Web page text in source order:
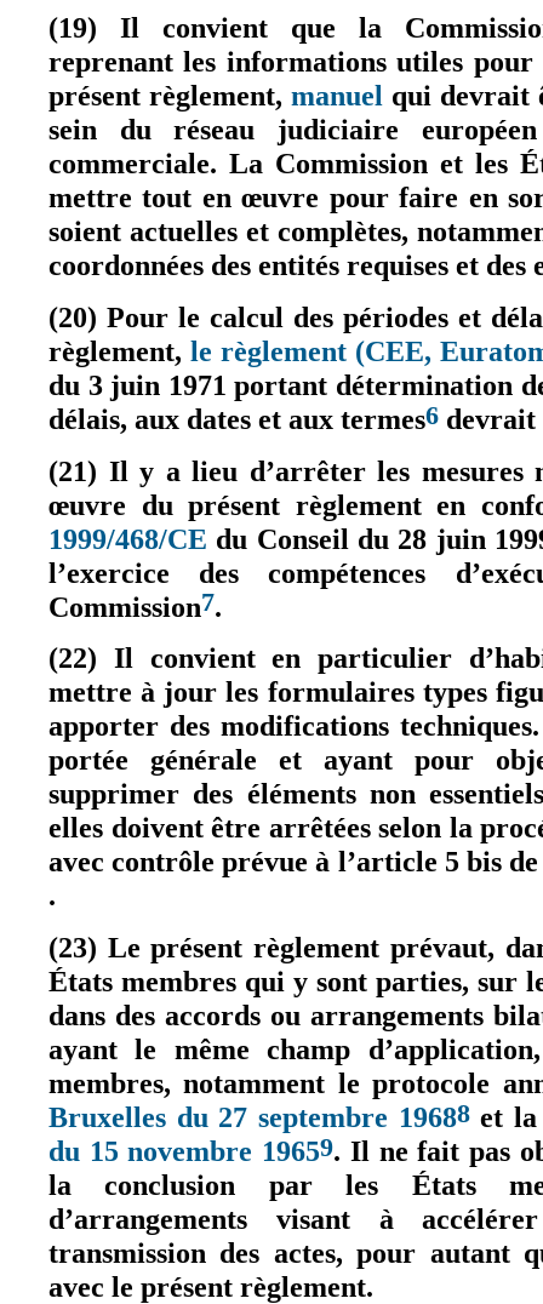
(19) Il convient que la
reprenant les informations utiles
présent règlement, manuel (le lien est externe)
qui devrait
sein du réseau judiciaire
commerciale. La Commission et les
mettre tout en œuvre pour faire en
soient actuelles et complètes,
coordonnées des entités requises et des
(20) Pour le calcul des périodes et
règlement, le règlement (CEE,
du 3 juin 1971 portant détermination
délais, aux dates et aux termes6 devrait
(21) Il y a lieu d’arrêter les mesures
œuvre du présent règlement en
1999/468/CE (le lien est externe)
du Conseil du 28 juin
l’exercice des compétences
Commission7.
(22) Il convient en particulier
mettre à jour les formulaires types
apporter des modifications
portée générale et ayant pour
supprimer des éléments non
elles doivent être arrêtées selon la
avec contrôle prévue à l’article 5 bis
.
(23) Le présent règlement prévaut,
États membres qui y sont parties, sur
dans des accords ou arrangements
ayant le même champ
membres, notamment le protocole
Bruxelles du 27 septembre 1968(le lien est
8et
du 15 novembre 1965(le lien est externe)
9. Il ne fait pas
la conclusion par les États
d’arrangements visant à
transmission des actes, pour autant
avec le présent règlement.